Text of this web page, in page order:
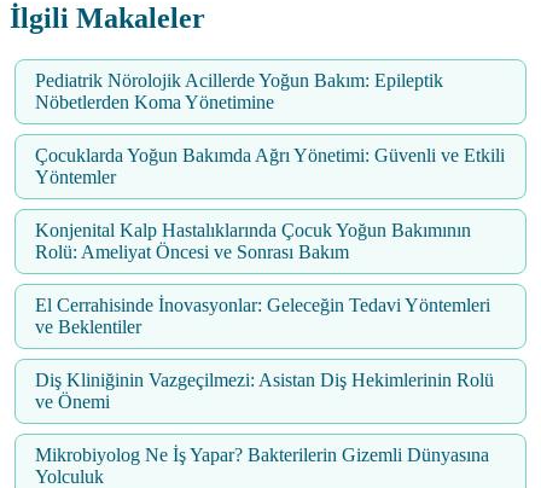
İlgili Makaleler
Pediatrik Nörolojik Acillerde Yoğun Bakım: Epileptik
Nöbetlerden Koma Yönetimine
Çocuklarda Yoğun Bakımda Ağrı Yönetimi: Güvenli ve Etkili
Yöntemler
Konjenital Kalp Hastalıklarında Çocuk Yoğun Bakımının
Rolü: Ameliyat Öncesi ve Sonrası Bakım
El Cerrahisinde İnovasyonlar: Geleceğin Tedavi Yöntemleri
ve Beklentiler
Diş Kliniğinin Vazgeçilmezi: Asistan Diş Hekimlerinin Rolü
ve Önemi
Mikrobiyolog Ne İş Yapar? Bakterilerin Gizemli Dünyasına
Yolculuk